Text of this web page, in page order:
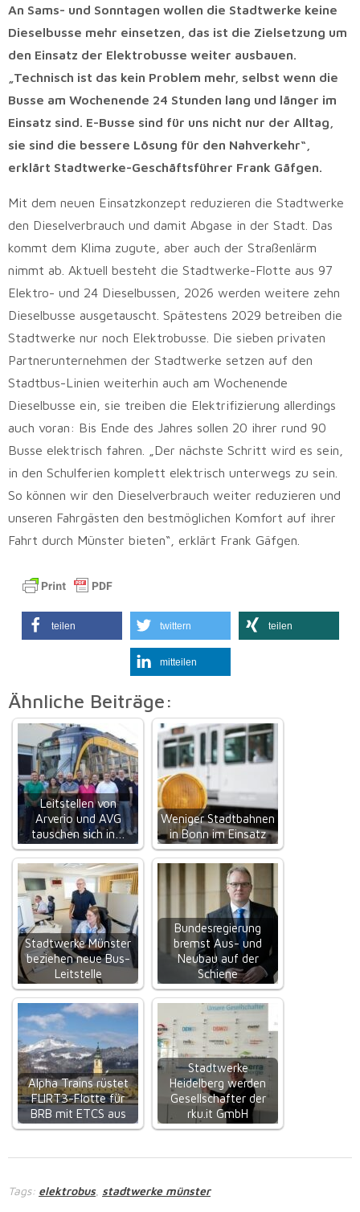
An Sams- und Sonntagen wollen die Stadtwerke keine
Dieselbusse mehr einsetzen, das ist die Zielsetzung um
den Einsatz der Elektrobusse weiter ausbauen.
„Technisch ist das kein Problem mehr, selbst wenn die
Busse am Wochenende 24 Stunden lang und länger im
Einsatz sind. E-Busse sind für uns nicht nur der Alltag,
sie sind die bessere Lösung für den Nahverkehr“,
erklärt Stadtwerke-Geschäftsführer Frank Gäfgen.
Mit dem neuen Einsatzkonzept reduzieren die Stadtwerke
den Dieselverbrauch und damit Abgase in der Stadt. Das
kommt dem Klima zugute, aber auch der Straßenlärm
nimmt ab. Aktuell besteht die Stadtwerke-Flotte aus 97
Elektro- und 24 Dieselbussen, 2026 werden weitere zehn
Dieselbusse ausgetauscht. Spätestens 2029 betreiben die
Stadtwerke nur noch Elektrobusse. Die sieben privaten
Partnerunternehmen der Stadtwerke setzen auf den
Stadtbus-Linien weiterhin auch am Wochenende
Dieselbusse ein, sie treiben die Elektrifizierung allerdings
auch voran: Bis Ende des Jahres sollen 20 ihrer rund 90
Busse elektrisch fahren. „Der nächste Schritt wird es sein,
in den Schulferien komplett elektrisch unterwegs zu sein.
So können wir den Dieselverbrauch weiter reduzieren und
unseren Fahrgästen den bestmöglichen Komfort auf ihrer
Fahrt durch Münster bieten“, erklärt Frank Gäfgen.
teilen twittern teilen
mitteilen
Ähnliche Beiträge:
Leitstellen von
Arverio und AVG
tauschen sich in…
Weniger Stadtbahnen
in Bonn im Einsatz
Stadtwerke Münster
beziehen neue Bus-
Leitstelle
Bundesregierung
bremst Aus- und
Neubau auf der
Schiene
Alpha Trains rüstet
FLIRT3-Flotte für
BRB mit ETCS aus
Stadtwerke
Heidelberg werden
Gesellschafter der
rku.it GmbH
Tags: elektrobus, stadtwerke münster